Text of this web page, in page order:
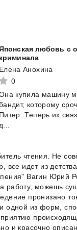
любовь с
криминала
Елена Анохина
0
купила машину
которому
Питер. Теперь их
д...
чтения. Не
все идет из
Вагин Юрий
работу, можешь
пронизано
одной из форм,
и красочно